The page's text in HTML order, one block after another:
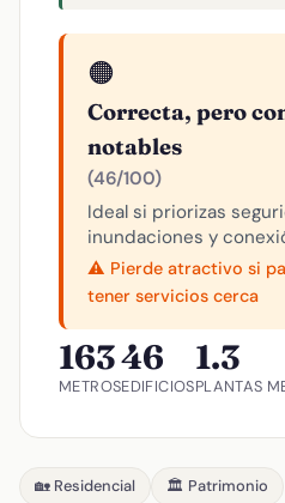
🟠
Correcta, pero
notables
(46/100)
Ideal si priorizas
inundaciones y
⚠️ Pierde atractivo si
tener servicios cerca
163
METROS
46
EDIFICIOS
1.3
PLANTAS
🏡 Residencial 🏛️ Patrimonio